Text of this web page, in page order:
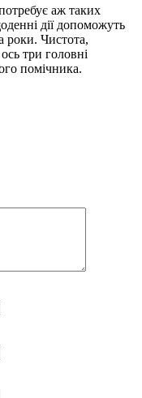
аж таких
дії допоможуть
роки. Чистота,
три головні
помічника.